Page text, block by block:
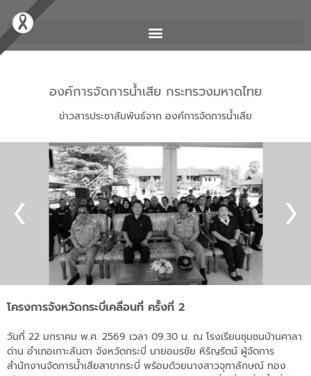
องค์การจัดการน้ำเสีย กระทรวงมหาดไทย
ข่าวสารประชาสัมพันธ์จาก องค์การจัดการน้ำเสีย
โครงการจังหวัดกระบี่เคลื่อนที่ ครั้งที่ 2
วันที่ 22 มกราคม พ.ศ. 2569 เวลา 09.30 น. ณ โรงเรียนชุมชนบ้านศาลา
ด่าน อำเภอเกาะลันตา จังหวัดกระบี่ นายอมรชัย หิรัญรัตน์ ผู้จัดการ
สำนักงานจัดการน้ำเสียสาขากระบี่ พร้อมด้วยนางสาวจุฑาลักษณ์ ทอง